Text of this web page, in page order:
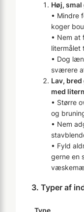
Høj,
• Mindre
koger
• Nem at
• Dog
sværere
Lav,
med
• Større
og
• Nem
• Fyld
gerne en
3. Typer af
Type